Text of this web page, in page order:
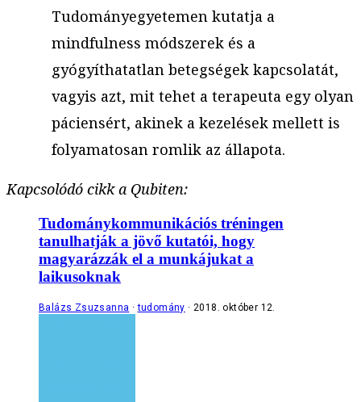
Tudományegyetemen kutatja a
mindfulness módszerek és a
gyógyíthatatlan betegségek kapcsolatát,
vagyis azt, mit tehet a terapeuta egy olyan
páciensért, akinek a kezelések mellett is
folyamatosan romlik az állapota.
Kapcsolódó cikk a Qubiten:
Tudománykommunikációs tréningen
tanulhatják a jövő kutatói, hogy
magyarázzák el a munkájukat a
laikusoknak
Balázs Zsuzsanna tudomány 2018. október 12.